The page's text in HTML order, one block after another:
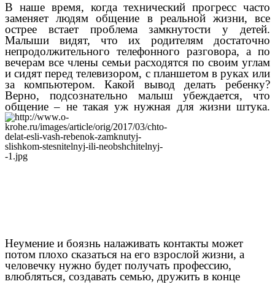
В наше время, когда технический прогресс часто
заменяет людям общение в реальной жизни, все
острее встает проблема замкнутости у детей.
Малыши видят, что их родителям достаточно
непродолжительного телефонного разговора, а по
вечерам все члены семьи расходятся по своим углам
и сидят перед телевизором, с планшетом в руках или
за компьютером. Какой вывод делать ребенку?
Верно, подсознательно малыш убеждается, что
общение – не такая уж нужная для жизни штука.
Неумение и боязнь налаживать контакты может
потом плохо сказаться на его взрослой жизни, а
человечку нужно будет получать профессию,
влюбляться, создавать семью, дружить в конце